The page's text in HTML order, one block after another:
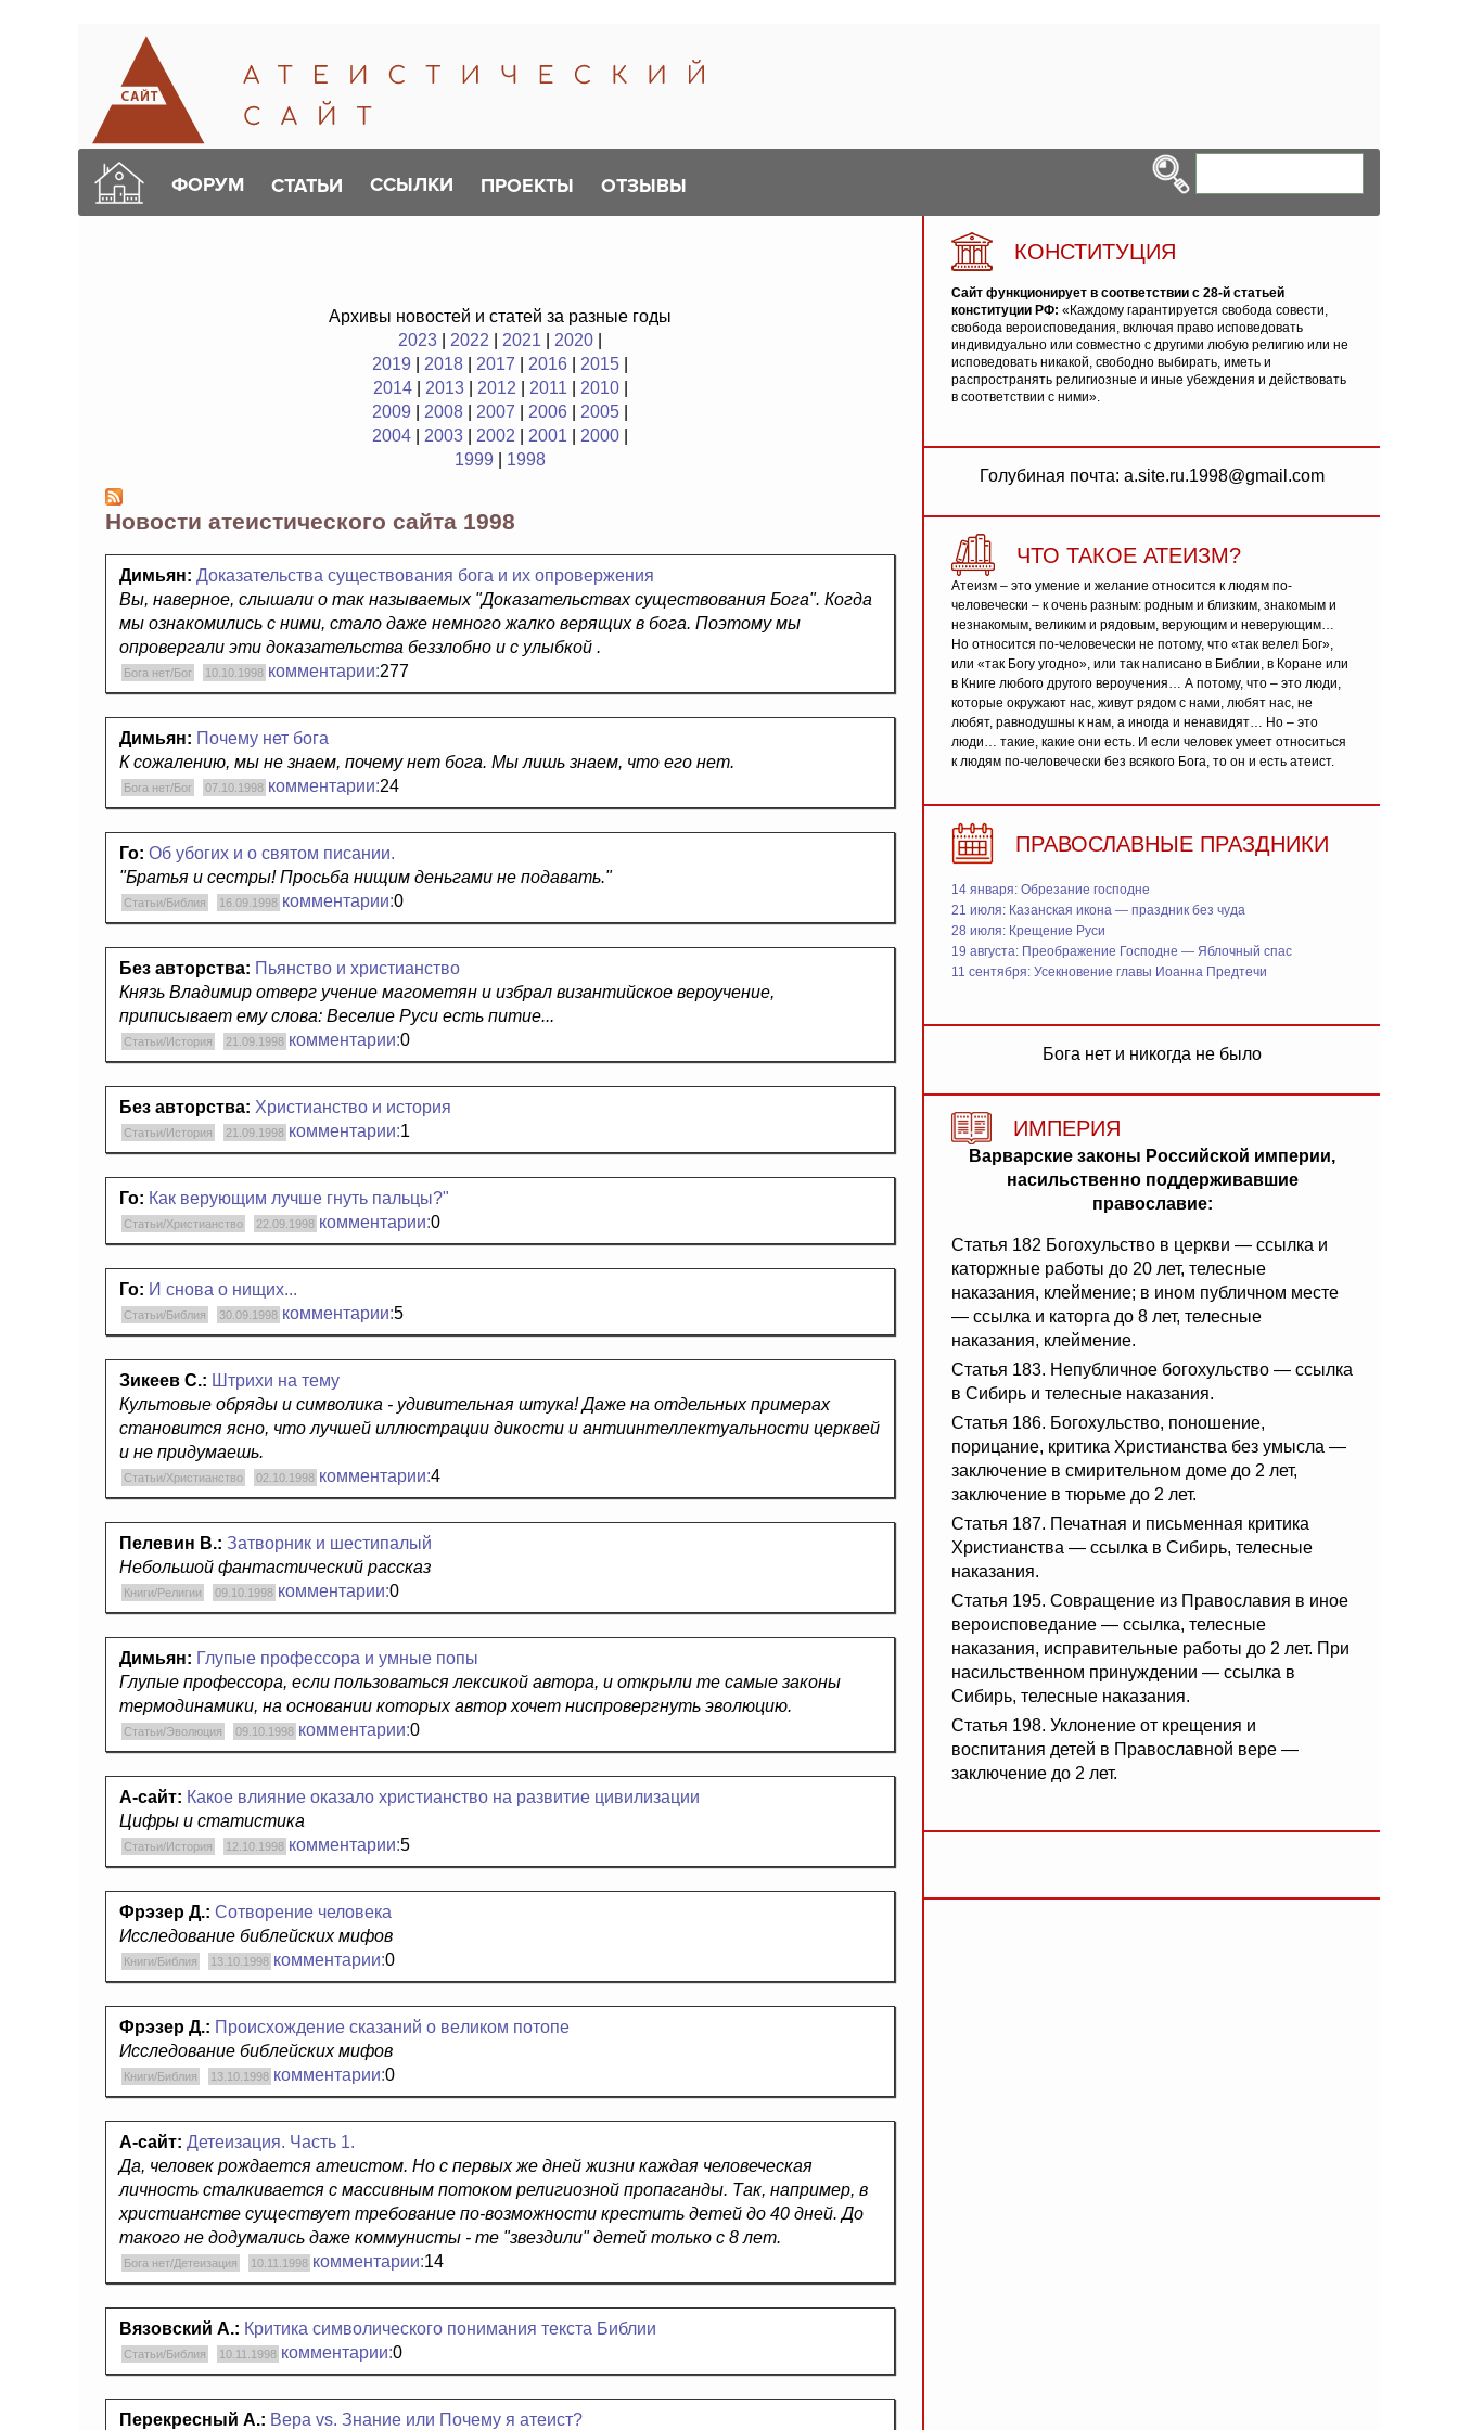
ФОРУМ СТАТЬИ ССЫЛКИ ПРОЕКТЫ ОТЗЫВЫ
Архивы новостей и статей за разные годы
2023
2022 2021 2020
2019
2018 2017 2016 2015
2014| 2013| 2012 2011 2010|
2009
2008 2007 2006 2005
2004
2003 2002 2001 2000
1999
1998
Новости атеистического сайта 1998
Димьян: Доказательства существования бога и их опровержения
Вы, наверное, слышали о так называемых "Доказательствах существования Бога". Когда
мы ознакомились с ними, стало даже немного жалко верящих в бога. Поэтому мы
опровергали эти доказательства беззлобно и с улыбкой .
Бога нет/Бог 10.10.1998 комментарии:277
Димьян: Почему нет бога
К сожалению, мы не знаем, почему нет бога. Мы лишь знаем, что его нет.
Бога нет/Бог 07.10.1998 комментарии:24
Го: Об убогих и о святом писании.
"Братья и сестры! Просьба нищим деньгами не подавать."
Статьи/Библия 16.09.1998 комментарии:0
Без авторства: Пьянство и христианство
Князь Владимир отверг учение магометян и избрал византийское вероучение,
приписывает ему слова: Веселие Руси есть питие...
Статьи/История 21.09.1998 комментарии:0
Без авторства: Христианство и история
Статьи/История 21.09.1998 комментарии:1
Го: Как верующим лучше гнуть пальцы?"
Статьи/Христианство 22.09.1998 комментарии:0
Го: И снова о нищих...
Статьи/Библия 30.09.1998 комментарии:5
Зикеев С.: Штрихи на тему
Культовые обряды и символика - удивительная штука! Даже на отдельных примерах
становится ясно, что лучшей иллюстрации дикости и антиинтеллектуальности церквей
и не придумаешь.
Статьи/Христианство 02.10.1998 комментарии:4
Пелевин В.: Затворник и шестипалый
Небольшой фантастический рассказ
Книги/Религии 09.10.1998 комментарии:0
Димьян: Глупые профессора и умные попы
Глупые профессора, если пользоваться лексикой автора, и открыли те самые законы
термодинамики, на основании которых автор хочет ниспровергнуть эволюцию.
Статьи/Эволюция 09.10.1998 комментарии:0
А-сайт: Какое влияние оказало христианство на развитие цивилизации
Цифры и статистика
Статьи/История 12.10.1998 комментарии:5
Фрэзер Д.: Сотворение человека
Исследование библейских мифов
Книги/Библия 13.10.1998 комментарии:0
Фрэзер Д.: Происхождениe cкaзaний o вeликoм пoтoпe
Исследование библейских мифов
Книги/Библия 13.10.1998 комментарии:0
А-сайт: Детеизация. Часть 1.
Да, человек рождается атеистом. Но с первых же дней жизни каждая человеческая
личность сталкивается с массивным потоком религиозной пропаганды. Так, например, в
христианстве существует требование по-возможности крестить детей до 40 дней. До
такого не додумались даже коммунисты - те "звездили" детей только с 8 лет.
Бога нет/Детеизация 10.11.1998 комментарии:14
Вязовский А.: Критика символического понимания текста Библии
Статьи/Библия 10.11.1998 комментарии:0
Перекресный А.: Вера vs. Знание или Почему я атеист?
КОНСТИТУЦИЯ
Сайт функционирует в соответствии с 28-й статьей
конституции РФ: «Каждому гарантируется свобода совести,
свобода вероисповедания, включая право исповедовать
индивидуально или совместно с другими любую религию или не
исповедовать никакой, свободно выбирать, иметь и
распространять религиозные и иные убеждения и действовать
в соответствии с ними».
Голубиная почта: a.site.ru.1998@gmail.com
ЧТО ТАКОЕ АТЕИЗМ?
Атеизм – это умение и желание относится к людям по-
человечески – к очень разным: родным и близким, знакомым и
незнакомым, великим и рядовым, верующим и неверующим…
Но относится по-человечески не потому, что «так велел Бог»,
или «так Богу угодно», или так написано в Библии, в Коране или
в Книге любого другого вероучения… А потому, что – это люди,
которые окружают нас, живут рядом с нами, любят нас, не
любят, равнодушны к нам, а иногда и ненавидят… Но – это
люди… такие, какие они есть. И если человек умеет относиться
к людям по-человечески без всякого Бога, то он и есть атеист.
ПРАВОСЛАВНЫЕ ПРАЗДНИКИ
14 января: Обрезание господне
21 июля: Казанская икона — праздник без чуда
28 июля: Крещение Руси
19 августа: Преображение Господне — Яблочный спас
11 сентября: Усекновение главы Иоанна Предтечи
Бога нет и никогда не было
ИМПЕРИЯ
Варварские законы Российской империи,
насильственно поддерживавшие
православие:
Статья 182 Богохульство в церкви — ссылка и
каторжные работы до 20 лет, телесные
наказания, клеймение; в ином публичном месте
— ссылка и каторга до 8 лет, телесные
наказания, клеймение.
Статья 183. Непубличное богохульство — ссылка
в Сибирь и телесные наказания.
Статья 186. Богохульство, поношение,
порицание, критика Христианства без умысла —
заключение в смирительном доме до 2 лет,
заключение в тюрьме до 2 лет.
Статья 187. Печатная и письменная критика
Христианства — ссылка в Сибирь, телесные
наказания.
Статья 195. Совращение из Православия в иное
вероисповедание — ссылка, телесные
наказания, исправительные работы до 2 лет. При
насильственном принуждении — ссылка в
Сибирь, телесные наказания.
Статья 198. Уклонение от крещения и
воспитания детей в Православной вере —
заключение до 2 лет.